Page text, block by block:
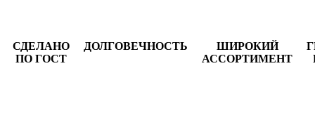
СДЕЛАНО
ПО ГОСТ
ДОЛГОВЕЧНОСТЬ
ШИРОКИЙ
АССОРТИМЕНТ